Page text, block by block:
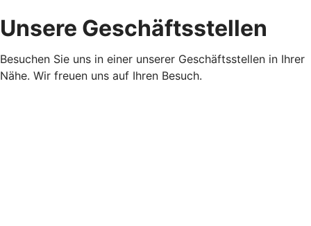
Unsere Geschäftsstellen
Besuchen Sie uns in einer unserer Geschäftsstellen in Ihrer
Nähe. Wir freuen uns auf Ihren Besuch.